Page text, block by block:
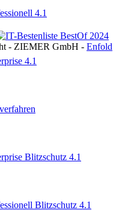
4.1
4.1
Blitzschutz 4.1
Blitzschutz 4.1
- ZIEMER GmbH - Enfold